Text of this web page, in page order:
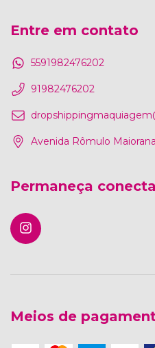
Entre em contato
5591982476202
91982476202
Avenida Rômulo
Permaneça
Meios de